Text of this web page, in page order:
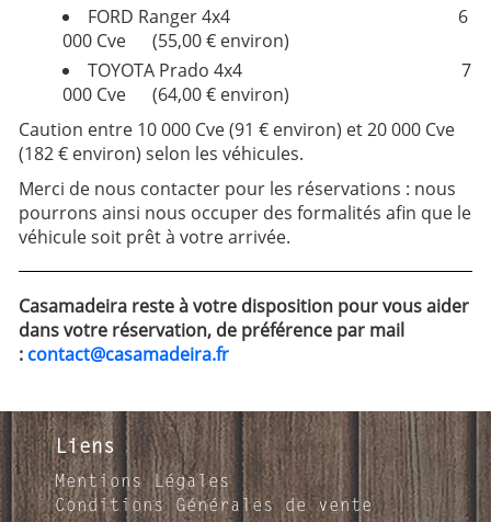
FORD Ranger 4x4 6
000 Cve (55,00 € environ)
TOYOTA Prado 4x4 7
000 Cve (64,00 € environ)
Caution entre 10 000 Cve (91 € environ) et 20 000 Cve
(182 € environ) selon les véhicules.
Merci de nous contacter pour les réservations : nous
pourrons ainsi nous occuper des formalités afin que le
véhicule soit prêt à votre arrivée.
Casamadeira reste à votre disposition pour vous aider
dans votre réservation, de préférence par mail
: contact@casamadeira.fr
Liens
Mentions Légales
Conditions Générales de vente